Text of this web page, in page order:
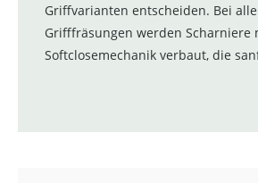
Griffvarianten entscheiden. Bei
Grifffräsungen werden Scharniere
Softclosemechanik verbaut, die